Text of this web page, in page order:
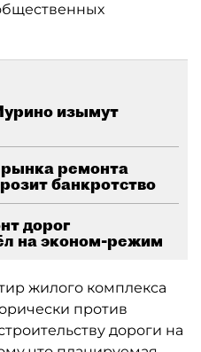
изымут
ремонта
банкротство
дорог
на эконом-режим
жилого комплекса
против
дороги на